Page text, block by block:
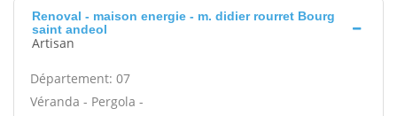
Renoval - maison energie - m. didier rourret Bourg
saint andeol
Artisan
Département: 07
Véranda - Pergola -